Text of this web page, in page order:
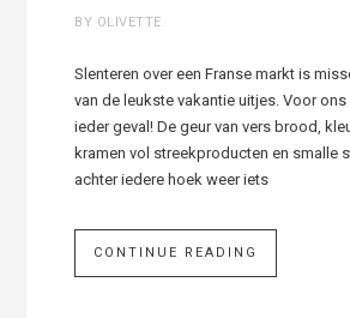
BY OLIVETTE
Slenteren over een Franse markt is
van de leukste vakantie uitjes. Voor ons
ieder geval! De geur van vers brood,
kramen vol streekproducten en smalle
achter iedere hoek weer iets
CONTINUE READING